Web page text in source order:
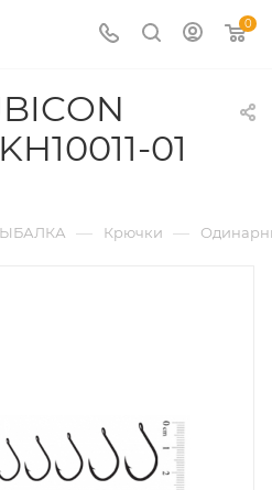
0
01
— Крючки —